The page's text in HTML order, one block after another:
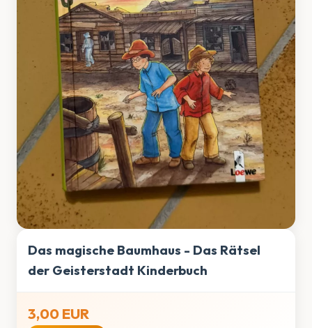
Das magische Baumhaus - Das Rätsel
der Geisterstadt Kinderbuch
3,00 EUR